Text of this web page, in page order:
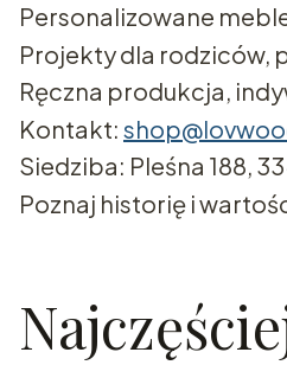
Personalizowane
Projekty dla rodziców,
Ręczna produkcja,
Kontakt:
Siedziba: Pleśna 188,
Poznaj historię i